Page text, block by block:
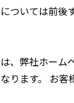
ついては前後
、弊社ホーム
ります。 お客